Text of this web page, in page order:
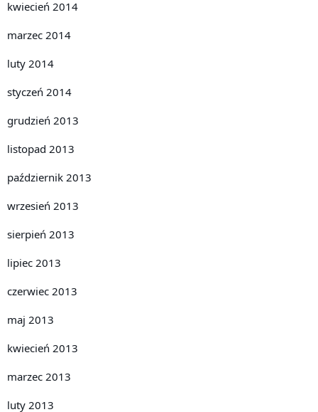
kwiecień 2014
marzec 2014
luty 2014
styczeń 2014
grudzień 2013
listopad 2013
październik 2013
wrzesień 2013
sierpień 2013
lipiec 2013
czerwiec 2013
maj 2013
kwiecień 2013
marzec 2013
luty 2013